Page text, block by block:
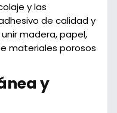
y las
de calidad y
madera, papel,
materiales porosos
y